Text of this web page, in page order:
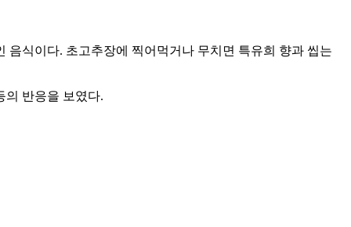
음식이다. 초고추장에 찍어먹거나 무치면 특유희 향과 씹는
의 반응을 보였다.